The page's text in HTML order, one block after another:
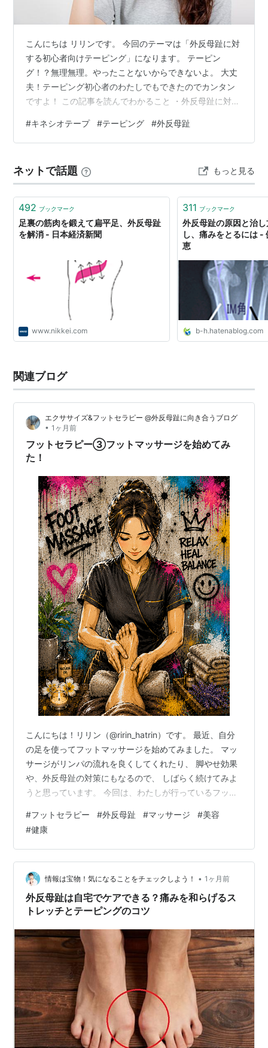
こんにちは リリンです。 今回のテーマは「外反母趾に対
する初心者向けテーピング」になります。 テーピン
グ！？無理無理。やったことないからできないよ。 大丈
夫！テーピング初心者のわたしでもできたのでカンタン
ですよ！ この記事を読んでわかること ・外反母趾に対す
プについて知ることができる わたしは以前、外反母趾に
よる足の痛みに長い間悩まされていたことがありまし
ころ、 つちふまずが温まる感じがあり、加えて親指の痛
みが軽くなった経験があります。 5本指ソックスや足袋
ソックスなど試してきましたがイマイ…
#キネシオテープ #テーピング #外反母趾
ネットで話題 もっと見る
492 ブックマーク
足裏の筋肉を鍛えて扁平足、外反母趾
を解消 - 日本経済新聞
www.nikkei.com
311 ブックマーク
外反母趾の原因と治
し、痛みをとるには -
恵
b-h.hatenablog.com
関連ブログ
エクササイズ&フットセラピー @外反母趾に向き合うブログ
• 1ヶ月前
フットセラピー③フットマッサージを始めてみ
た！
こんにちは！リリン（@ririn_hatrin）です。 最近、自分
の足を使ってフットマッサージを始めてみました。 マッ
サージがリンパの流れを良くしてくれたり、 脚やせ効果
や、外反母趾の対策にもなるので、 しばらく続けてみよ
うと思っています。 今回は、わたしが行っているフット
をしたい場合は、ホホバオイルなど がオススメです。 目
次 理学療法士の目線で考えるマッサージ わたしのエピソ
ード マッサージについて考えたこと やってみよう！フッ
トマッサージ ふくらはぎをマッサージ 足の裏をマッサー
ジ 足の甲をマッサージ おわりに あとがき サブブログの
更…
#フットセラピー #外反母趾 #マッサージ #美容
#健康
情報は宝物！気になることをチェックしよう！ • 1ヶ月前
外反母趾は自宅でケアできる？痛みを和らげるス
トレッチとテーピングのコツ